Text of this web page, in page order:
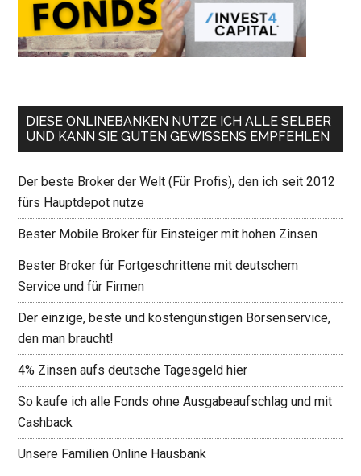
DIESE ONLINEBANKEN NUTZE ICH ALLE SELBER
UND KANN SIE GUTEN GEWISSENS EMPFEHLEN
Der beste Broker der Welt (Für Profis), den ich seit 2012
fürs Hauptdepot nutze
Bester Mobile Broker für Einsteiger mit hohen Zinsen
Bester Broker für Fortgeschrittene mit deutschem
Service und für Firmen
Der einzige, beste und kostengünstigen Börsenservice,
den man braucht!
4% Zinsen aufs deutsche Tagesgeld hier
So kaufe ich alle Fonds ohne Ausgabeaufschlag und mit
Cashback
Unsere Familien Online Hausbank